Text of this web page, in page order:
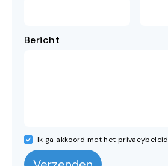
Bericht
Ik ga akkoord met het privacybeleid